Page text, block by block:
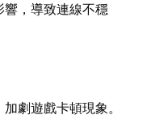
響，導致連線不穩
劇遊戲卡頓現象。